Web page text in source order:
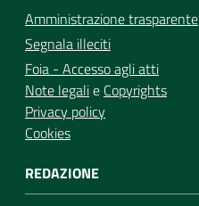
Amministrazione trasparente
Segnala illeciti
Foia - Accesso agli atti
Note legalie Copyrights
Privacy policy
Cookies
REDAZIONE